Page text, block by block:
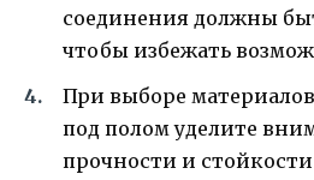
соединения должны
чтобы избежать
При выборе
под полом уделите
прочности и